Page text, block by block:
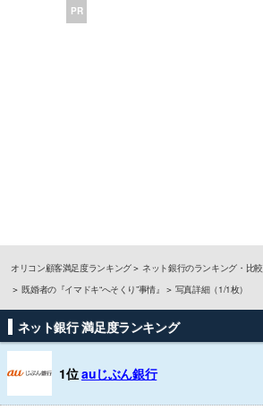
PR
オリコン顧客満足度ランキング ネット銀行のランキング・比較
既婚者の『イマドキ“へそくり”事情』
写真詳細（1/1枚）
ネット銀行 満足度ランキング
1位auじぶん銀行